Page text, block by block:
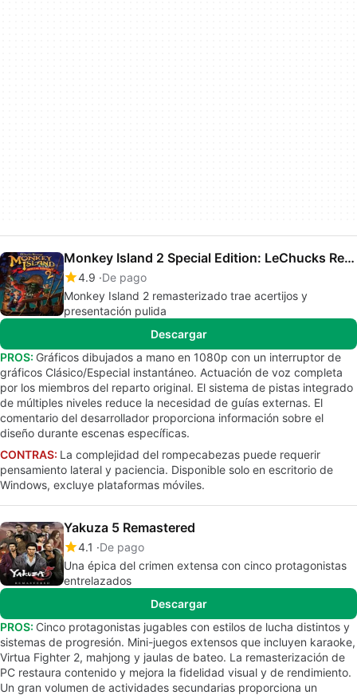
Monkey Island 2 Special Edition: LeChucks Revenge
4.9 De pago
Monkey Island 2 remasterizado trae acertijos y
presentación pulida
Descargar
PROS: Gráficos dibujados a mano en 1080p con un interruptor de
gráficos Clásico/Especial instantáneo. Actuación de voz completa
por los miembros del reparto original. El sistema de pistas integrado
de múltiples niveles reduce la necesidad de guías externas. El
comentario del desarrollador proporciona información sobre el
diseño durante escenas específicas.
CONTRAS: La complejidad del rompecabezas puede requerir
pensamiento lateral y paciencia. Disponible solo en escritorio de
Windows, excluye plataformas móviles.
Yakuza 5 Remastered
4.1
De pago
Una épica del crimen extensa con cinco protagonistas
entrelazados
Descargar
PROS: Cinco protagonistas jugables con estilos de lucha distintos y
sistemas de progresión. Mini-juegos extensos que incluyen karaoke,
Virtua Fighter 2, mahjong y jaulas de bateo. La remasterización de
PC restaura contenido y mejora la fidelidad visual y de rendimiento.
Un gran volumen de actividades secundarias proporciona un